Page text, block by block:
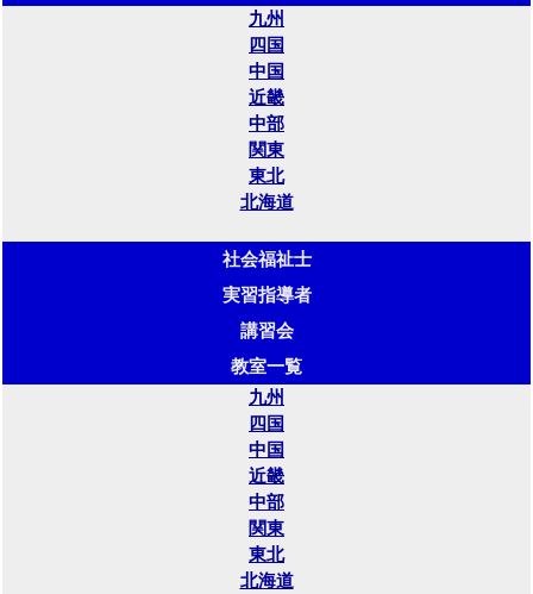
九州
四国
中国
近畿
中部
関東
東北
北海道
社会福祉士
実習指導者
講習会
教室一覧
九州
四国
中国
近畿
中部
関東
東北
北海道